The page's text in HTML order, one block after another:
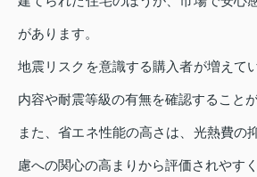
があります。
地震リスクを意識する購入者が増えて
内容や耐震等級の有無を確認することが
また、省エネ性能の高さは、光熱費の
慮への関心の高まりから評価されやす